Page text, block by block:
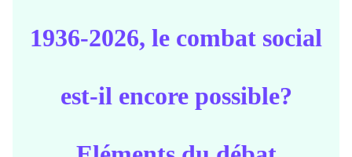
1936-2026, le combat social
est-il encore possible?